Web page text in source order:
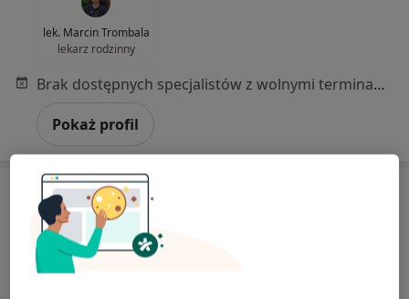
lek. Marcin Trombala
lekarz rodzinny
Brak dostępnych specjalistów z wolnymi terminami w tym centrum medycznym.
Pokaż profil